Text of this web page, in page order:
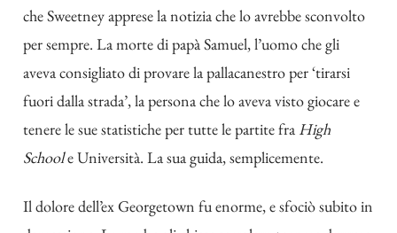
che Sweetney apprese la notizia che lo avrebbe sconvolto
per sempre. La morte di papà Samuel, l’uomo che gli
aveva consigliato di provare la pallacanestro per ‘tirarsi
fuori dalla strada’, la persona che lo aveva visto giocare e
tenere le sue statistiche per tutte le partite fra High
Schoole Università. La sua guida, semplicemente.
Il dolore dell’ex Georgetown fu enorme, e sfociò subito in